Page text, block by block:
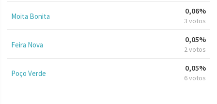
Moita Bonita
0,06%
3 votos
Feira Nova
0,05%
2 votos
Poço Verde
0,05%
6 votos